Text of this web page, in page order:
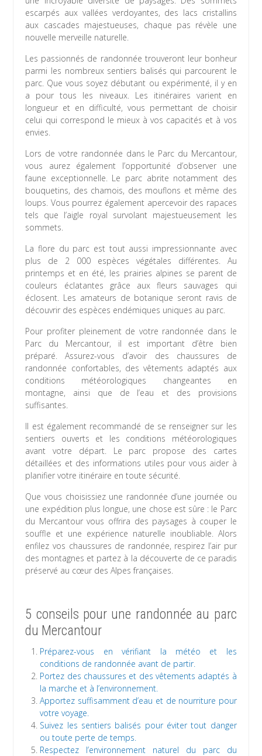
escarpés aux vallées verdoyantes, des lacs cristallins
aux cascades majestueuses, chaque pas révèle une
nouvelle merveille naturelle.
Les passionnés de randonnée trouveront leur bonheur
parmi les nombreux sentiers balisés qui parcourent le
parc. Que vous soyez débutant ou expérimenté, il y en
a pour tous les niveaux. Les itinéraires varient en
longueur et en difficulté, vous permettant de choisir
celui qui correspond le mieux à vos capacités et à vos
envies.
Lors de votre randonnée dans le Parc du Mercantour,
vous aurez également l’opportunité d’observer une
faune exceptionnelle. Le parc abrite notamment des
bouquetins, des chamois, des mouflons et même des
loups. Vous pourrez également apercevoir des rapaces
tels que l’aigle royal survolant majestueusement les
sommets.
La flore du parc est tout aussi impressionnante avec
plus de 2 000 espèces végétales différentes. Au
printemps et en été, les prairies alpines se parent de
couleurs éclatantes grâce aux fleurs sauvages qui
éclosent. Les amateurs de botanique seront ravis de
découvrir des espèces endémiques uniques au parc.
Pour profiter pleinement de votre randonnée dans le
Parc du Mercantour, il est important d’être bien
préparé. Assurez-vous d’avoir des chaussures de
randonnée confortables, des vêtements adaptés aux
conditions météorologiques changeantes en
montagne, ainsi que de l’eau et des provisions
suffisantes.
Il est également recommandé de se renseigner sur les
sentiers ouverts et les conditions météorologiques
avant votre départ. Le parc propose des cartes
détaillées et des informations utiles pour vous aider à
planifier votre itinéraire en toute sécurité.
Que vous choisissiez une randonnée d’une journée ou
une expédition plus longue, une chose est sûre : le Parc
du Mercantour vous offrira des paysages à couper le
souffle et une expérience naturelle inoubliable. Alors
enfilez vos chaussures de randonnée, respirez l’air pur
des montagnes et partez à la découverte de ce paradis
préservé au cœur des Alpes françaises.
5 conseils pour une randonnée au parc
du Mercantour
Préparez-vous en vérifiant la météo et les
conditions de randonnée avant de partir.
Portez des chaussures et des vêtements adaptés à
la marche et à l’environnement.
Apportez suffisamment d’eau et de nourriture pour
votre voyage.
Suivez les sentiers balisés pour éviter tout danger
ou toute perte de temps.
Respectez l’environnement naturel du parc du